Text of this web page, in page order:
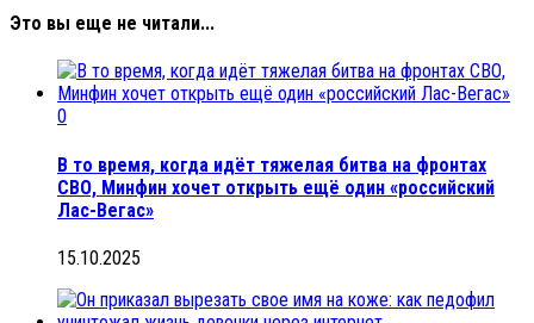
Это вы еще не читали...
0
В то время, когда идёт тяжелая битва на фронтах
СВО, Минфин хочет открыть ещё один «российский
Лас-Вегас»
15.10.2025